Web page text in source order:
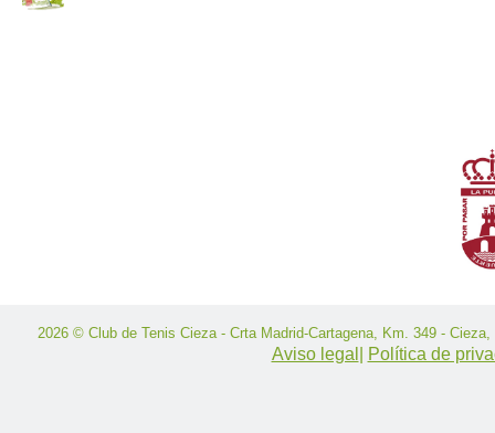
2026 © Club de Tenis Cieza - Crta Madrid-Cartagena, Km. 349 -
Aviso legal Política de